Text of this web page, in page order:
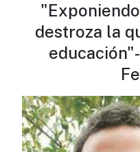
destroza la